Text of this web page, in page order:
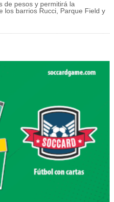
de pesos y permitirá la
los barrios Rucci, Parque Field y